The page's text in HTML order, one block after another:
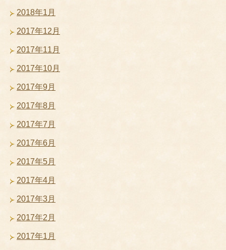
2018年1月
2017年12月
2017年11月
2017年10月
2017年9月
2017年8月
2017年7月
2017年6月
2017年5月
2017年4月
2017年3月
2017年2月
2017年1月